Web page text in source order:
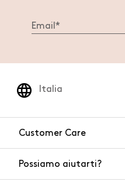
Italia
Customer Care
Possiamo aiutarti?